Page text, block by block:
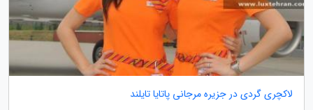
لاکچری گردی در جزیره مرجانی پاتایا تایلند